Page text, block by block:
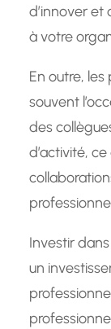
d’innover et
à votre
En outre,
souvent
des
d’activité,
Investir
un